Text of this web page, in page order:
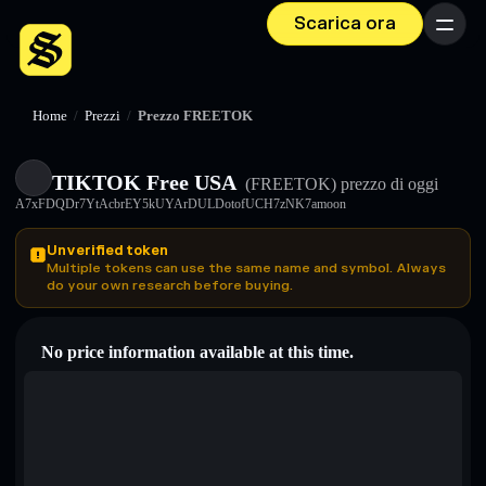
Scarica ora Menu
Home / Prezzi / Prezzo FREETOK
TIKTOK Free USA (FREETOK) prezzo di oggi
A7xFDQDr7YtAcbrEY5kUYArDULDotofUCH7zNK7amoon
Unverified token
Multiple tokens can use the same name and symbol. Always
do your own research before buying.
No price information available at this time.